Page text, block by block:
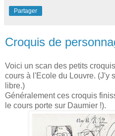
Partager
Croquis de
Voici un scan des petits
cours à l'Ecole du Louvre. (J'y
libre.)
Généralement ces croquis
le cours porte sur Daumier !).